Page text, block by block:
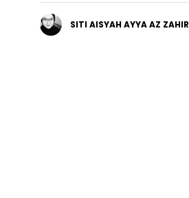
SITI AISYAH AYYA AZ ZAHIR